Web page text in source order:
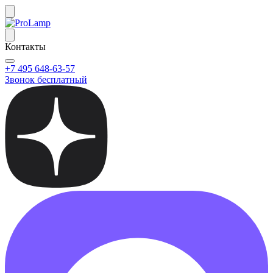
Контакты
+7 495 648-63-57
Звонок бесплатный